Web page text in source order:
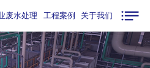
废水处理 工程案例 关于我们